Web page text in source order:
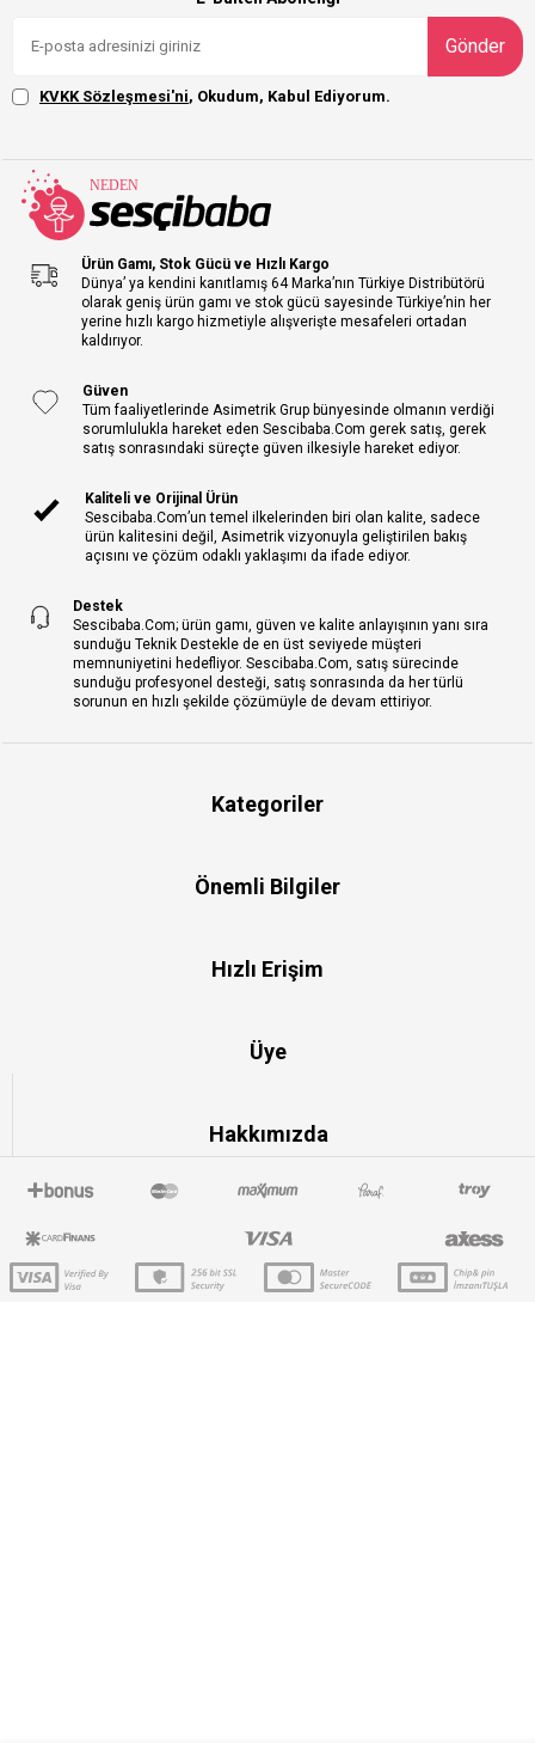
Gönder
KVKK Sözleşmesi'ni, Okudum, Kabul Ediyorum.
Ürün Gamı, Stok Gücü ve Hızlı Kargo
Dünya’ ya kendini kanıtlamış 64 Marka’nın Türkiye Distribütörü
olarak geniş ürün gamı ve stok gücü sayesinde Türkiye’nin her
yerine hızlı kargo hizmetiyle alışverişte mesafeleri ortadan
kaldırıyor.
Güven
Tüm faaliyetlerinde Asimetrik Grup bünyesinde olmanın verdiği
sorumlulukla hareket eden Sescibaba.Com gerek satış, gerek
satış sonrasındaki süreçte güven ilkesiyle hareket ediyor.
Kaliteli ve Orijinal Ürün
Sescibaba.Com’un temel ilkelerinden biri olan kalite, sadece
ürün kalitesini değil, Asimetrik vizyonuyla geliştirilen bakış
açısını ve çözüm odaklı yaklaşımı da ifade ediyor.
Destek
Sescibaba.Com; ürün gamı, güven ve kalite anlayışının yanı sıra
sunduğu Teknik Destekle de en üst seviyede müşteri
memnuniyetini hedefliyor. Sescibaba.Com, satış sürecinde
sunduğu profesyonel desteği, satış sonrasında da her türlü
sorunun en hızlı şekilde çözümüyle de devam ettiriyor.
Kategoriler
Önemli Bilgiler
Hızlı Erişim
Üye
Hakkımızda